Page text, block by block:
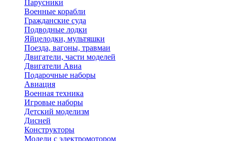
Парусники
Военные корабли
Гражданские суда
Подводные лодки
Яйцелодки, мультяшки
Поезда, вагоны, травмаи
Двигатели, части моделей
Двигатели Авиа
Подарочные наборы
Авиация
Военная техника
Игровые наборы
Детский моделизм
Дисней
Конструкторы
Модели с электромотором